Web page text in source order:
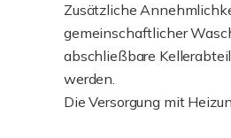
Zusätzliche
gemeinschaftlicher
abschließbare
werden.
Die Versorgung mit